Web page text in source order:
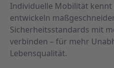
Individuelle Mobilität kennt
entwickeln
Sicherheitsstandards mit
verbinden – für mehr
Lebensqualität.